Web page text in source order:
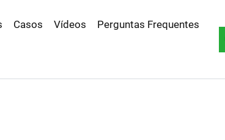
Casos Vídeos Perguntas Frequentes